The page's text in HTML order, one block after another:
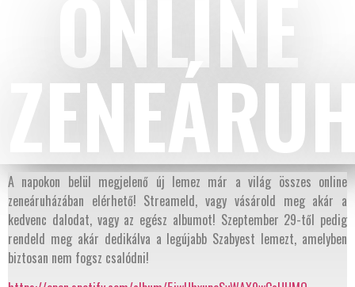
ONLINE
A napokon belül megjelenő új lemez már a világ összes online
zeneáruházában elérhető! Streameld, vagy vásárold meg akár a
kedvenc dalodat, vagy az egész albumot! Szeptember 29-től pedig
rendeld meg akár dedikálva a legújabb Szabyest lemezt, amelyben
biztosan nem fogsz csalódni!